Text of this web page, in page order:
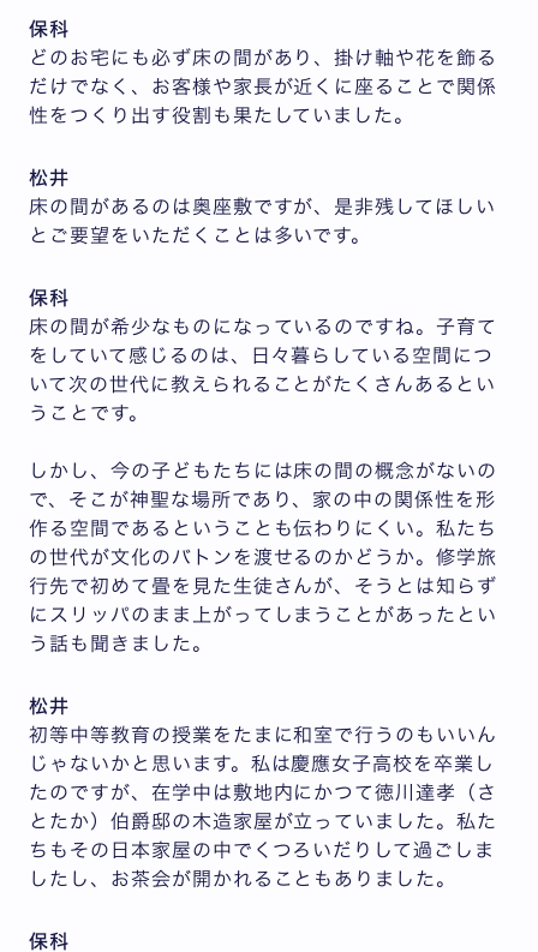
保科
どのお宅にも必ず床の間があり、掛け軸や花を飾る
だけでなく、お客様や家長が近くに座ることで関係
性をつくり出す役割も果たしていました。
松井
床の間があるのは奥座敷ですが、是非残してほしい
とご要望をいただくことは多いです。
保科
床の間が希少なものになっているのですね。子育て
をしていて感じるのは、日々暮らしている空間につ
いて次の世代に教えられることがたくさんあるとい
うことです。
しかし、今の子どもたちには床の間の概念がないの
で、そこが神聖な場所であり、家の中の関係性を形
作る空間であるということも伝わりにくい。私たち
の世代が文化のバトンを渡せるのかどうか。修学旅
行先で初めて畳を見た生徒さんが、そうとは知らず
にスリッパのまま上がってしまうことがあったとい
う話も聞きました。
松井
初等中等教育の授業をたまに和室で行うのもいいん
じゃないかと思います。私は慶應女子高校を卒業し
たのですが、在学中は敷地内にかつて徳川達孝（さ
とたか）伯爵邸の木造家屋が立っていました。私た
ちもその日本家屋の中でくつろいだりして過ごしま
したし、お茶会が開かれることもありました。
保科